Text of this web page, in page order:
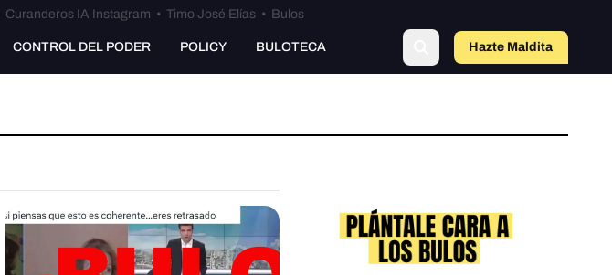
Curanderos IA Instagram • Timo José Elías• Bulos
CONTROL DEL PODER POLICY BULOTECA Hazte Maldita